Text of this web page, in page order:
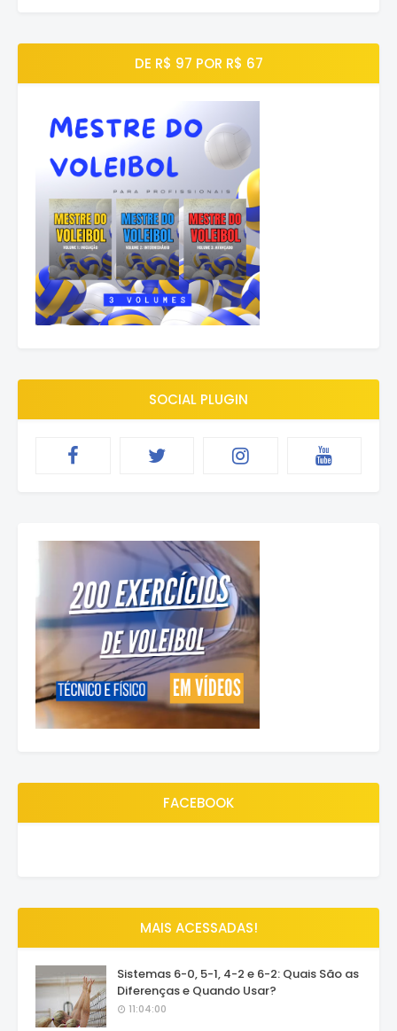
DE R$ 97 POR R$ 67
SOCIAL PLUGIN
FACEBOOK
MAIS ACESSADAS!
Sistemas 6-0, 5-1, 4-2 e 6-2: Quais São as
Diferenças e Quando Usar?
11:04:00